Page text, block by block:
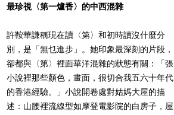
最珍視〈第一爐香〉的中西混雜
許鞍華謙稱現在讀〈第〉和初時讀沒什麼分
別，是「無乜進步」。她印象最深刻的片段，
卻都與〈第〉裡面華洋混雜的狀態有關：「張
小說裡那些顏色，畫面，很切合我五六十年代
的香港經驗。」小說開卷處對姑媽大屋的描
述：山腰裡流線型如摩登電影院的白房子，屋